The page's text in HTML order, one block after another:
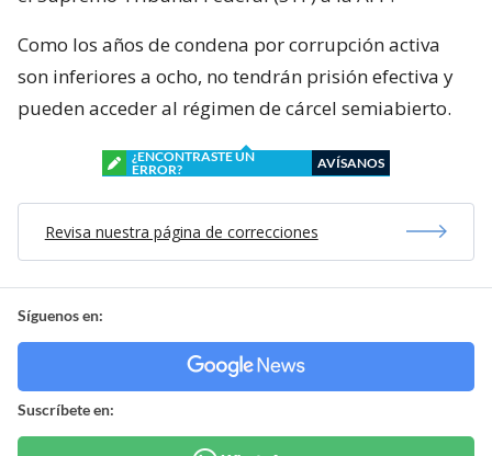
Como los años de condena por corrupción activa
son inferiores a ocho, no tendrán prisión efectiva y
pueden acceder al régimen de cárcel semiabierto.
¿ENCONTRASTE UN
ERROR?
AVÍSANOS
Revisa nuestra página de correcciones
Síguenos en:
Suscríbete en: